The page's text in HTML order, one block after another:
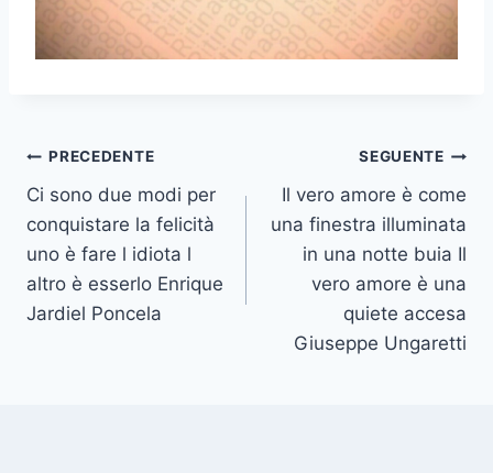
Navigazione
articoli
PRECEDENTE
Ci sono due modi per
conquistare la felicità
uno è fare l idiota l
altro è esserlo Enrique
Jardiel Poncela
SEGUENTE
Il vero amore è come
una finestra illuminata
in una notte buia Il
vero amore è una
quiete accesa
Giuseppe Ungaretti